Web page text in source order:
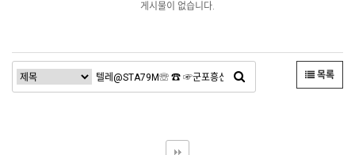
게시물이 없습니다.
목록